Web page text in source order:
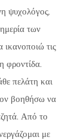
ψυχολόγος,
των
τις
φροντίδα.
πελάτη και
βοηθήσω να
Από το
με